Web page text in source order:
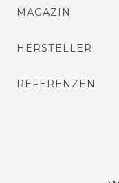
MAGAZIN
HERSTELLER
REFERENZEN